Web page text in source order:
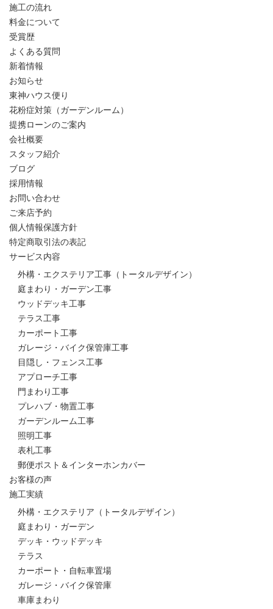
施工の流れ
料金について
受賞歴
よくある質問
新着情報
お知らせ
東神ハウス便り
花粉症対策（ガーデンルーム）
提携ローンのご案内
会社概要
スタッフ紹介
ブログ
採用情報
お問い合わせ
ご来店予約
個人情報保護方針
特定商取引法の表記
サービス内容
外構・エクステリア工事（トータルデザイン）
庭まわり・ガーデン工事
ウッドデッキ工事
テラス工事
カーポート工事
ガレージ・バイク保管庫工事
目隠し・フェンス工事
アプローチ工事
門まわり工事
プレハブ・物置工事
ガーデンルーム工事
照明工事
表札工事
郵便ポスト＆インターホンカバー
お客様の声
施工実績
外構・エクステリア（トータルデザイン）
庭まわり・ガーデン
デッキ・ウッドデッキ
テラス
カーポート・自転車置場
ガレージ・バイク保管庫
車庫まわり